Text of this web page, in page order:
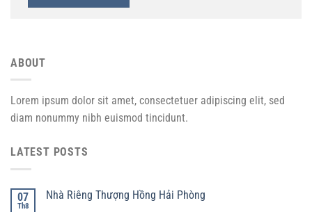
ABOUT
Lorem ipsum dolor sit amet, consectetuer adipiscing elit, sed
diam nonummy nibh euismod tincidunt.
LATEST POSTS
07
Th8
Nhà Riêng Thượng Hồng Hải Phòng